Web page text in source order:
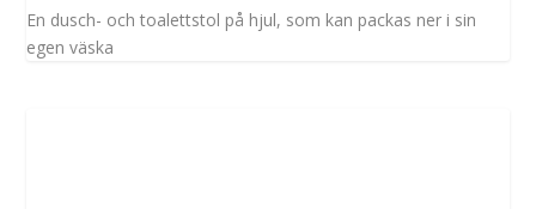
En dusch- och toalettstol på hjul, som kan packas ner i sin
egen väska